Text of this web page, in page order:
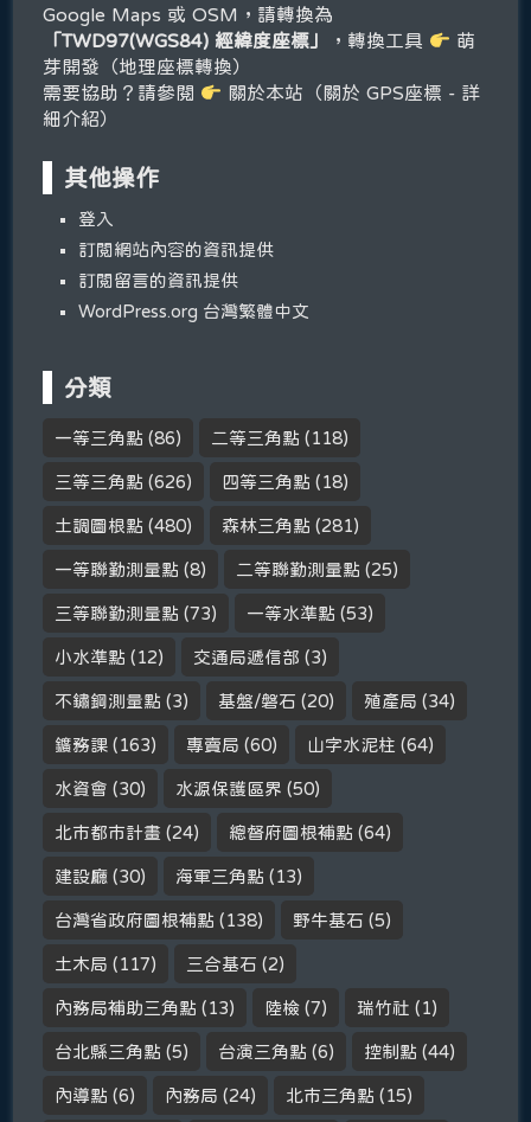
Google Maps 或 OSM，請轉換為
「TWD97(WGS84) 經緯度座標」
，轉換工具
萌
芽開發（地理座標轉換）
需要協助？請參閱
關於本站（關於 GPS座標 - 詳
細介紹）
其他操作
登入
訂閱網站內容的資訊提供
訂閱留言的資訊提供
WordPress.org 台灣繁體中文
分類
一等三角點 (86) 二等三角點 (118)
三等三角點 (626) 四等三角點 (18)
土調圖根點 (480) 森林三角點 (281)
一等聯勤測量點 (8) 二等聯勤測量點 (25)
三等聯勤測量點 (73) 一等水準點 (53)
小水準點 (12) 交通局遞信部 (3)
不鏽鋼測量點 (3) 基盤/磐石 (20) 殖產局 (34)
鑛務課 (163) 專賣局 (60) 山字水泥柱 (64)
水資會 (30) 水源保護區界 (50)
北市都市計畫 (24) 總督府圖根補點 (64)
建設廳 (30) 海軍三角點 (13)
台灣省政府圖根補點 (138) 野牛基石 (5)
土木局 (117) 三合基石 (2)
內務局補助三角點 (13) 陸檢 (7) 瑞竹社 (1)
台北縣三角點 (5) 台演三角點 (6) 控制點 (44)
內導點 (6) 內務局 (24) 北市三角點 (15)